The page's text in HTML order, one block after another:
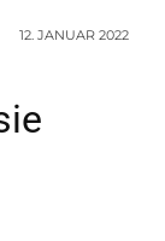
12. JANUAR 2022